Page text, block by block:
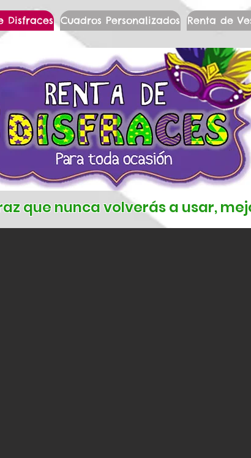
Disfraces Cuadros Personalizados Renta de
que nunca volverás a usar,